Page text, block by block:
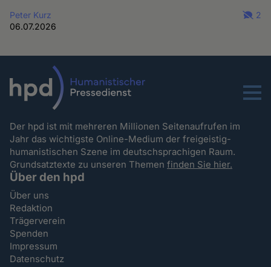
Peter Kurz
06.07.2026
2
Menu
Der hpd ist mit mehreren Millionen Seitenaufrufen im
Jahr das wichtigste Online-Medium der freigeistig-
humanistischen Szene im deutschsprachigen Raum.
Grundsatztexte zu unseren Themenfinden Sie hier.
Über den hpd
Über uns
Redaktion
Trägerverein
Spenden
Impressum
Datenschutz